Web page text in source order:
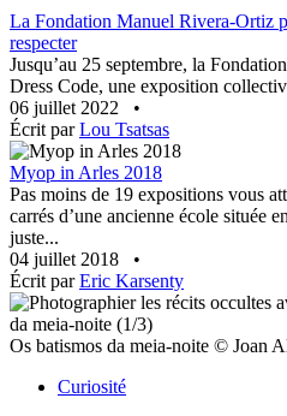
La Fondation Manuel Rivera-Ortiz
respecter
Jusqu’au 25 septembre, la
Dress Code, une exposition
06 juillet 2022
•
Écrit parLou Tsatsas
Myop in Arles 2018
Pas moins de 19 expositions vous
carrés d’une ancienne école située
juste...
04 juillet 2018
•
Écrit parEric Karsenty
Os batismos da meia-noite © Joan
Curiosité